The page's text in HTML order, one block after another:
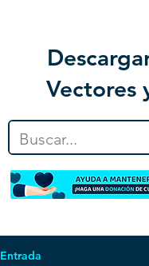
Vectores
Entrada